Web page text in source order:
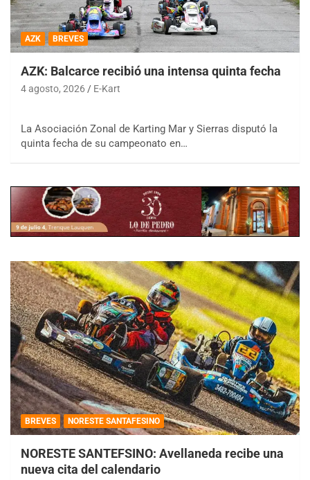
AZK BREVES
AZK: Balcarce recibió una intensa quinta fecha
4 agosto, 2026 E-Kart
La Asociación Zonal de Karting Mar y Sierras disputó la
quinta fecha de su campeonato en…
BREVES NORESTE SANTAFESINO
NORESTE SANTEFSINO: Avellaneda recibe una
nueva cita del calendario